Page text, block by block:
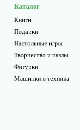
Каталог
Книги
Подарки
Настольные игры
Творчество и пазлы
Фигурки
Машинки и техника